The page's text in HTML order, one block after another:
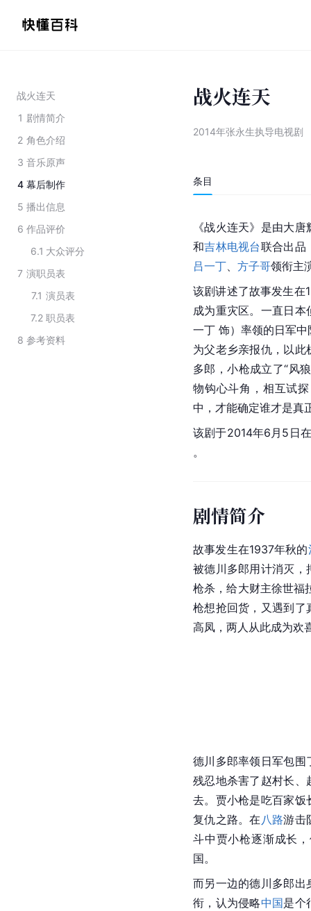
战火连天
1 剧情简介
2 角色介绍
3 音乐原声
4 幕后制作
5 播出信息
6 作品评价
6.1 大众评分
7 演职员表
7.1 演员表
7.2 职员表
8 参考资料
战火连天
2014年张永生执导电视剧
条目
《战火连天》是由大
和吉林电视台联合出品
吕一丁
方子哥领衔主
该剧讲述了故事发生在
成为重灾区。一直日
一丁 饰）率领的日军
为父老乡亲报仇，以此
多郎，小枪成立了“风
物钩心斗角，相互试
中，才能确定谁才是真
该剧于2014年6月5日
。
剧情简介
故事发生在1937年秋的
被德川多郎用计消灭，
枪杀，给大财主徐世福
枪想抢回货，又遇到了
高凤，两人从此成为欢
德川多郎率领日军包围
残忍地杀害了赵村长、
去。贾小枪是吃百家饭
复仇之路。在 八路游击
斗中贾小枪逐渐成长
国。
而另一边的德川多郎出
衔，认为侵略中国是个